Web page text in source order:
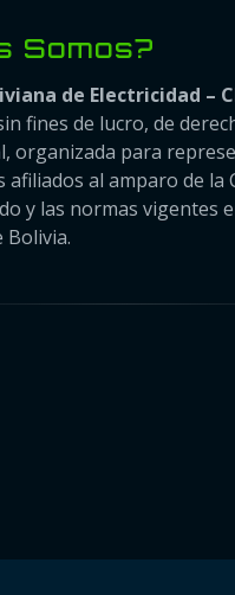
Somos?
de Electricidad –
fines de lucro, de
organizada para
afiliados al amparo de la
y las normas vigentes
Bolivia.